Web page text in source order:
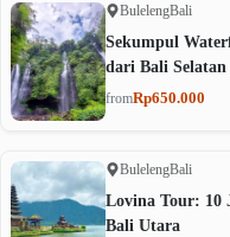
BulelengBali
Sekumpul
dari Bali Selatan
fromRp650.000
BulelengBali
Lovina Tour: 10
Bali Utara